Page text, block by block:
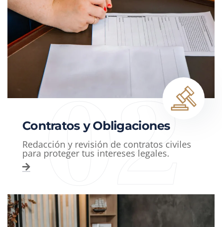
02
Contratos y Obligaciones
Redacción y revisión de contratos civiles
para proteger tus intereses legales.